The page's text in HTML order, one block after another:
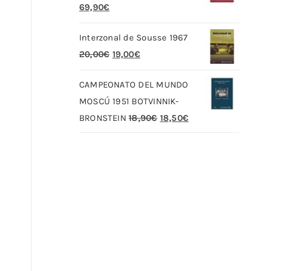
El
original
era:
69,90€
actual
es:
Interzonal de Sousse 1967
20,00€ El
original
era:
20,00€.
19,00€El
actual
es:
19,00€.
CAMPEONATO DEL MUNDO
MOSCÚ 1951 BOTVINNIK-
BRONSTEIN 18,90€ El
18,50€